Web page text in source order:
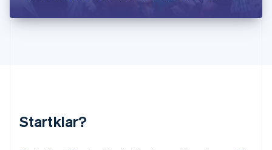
Startklar?
Malta
Nederlands English
Norwegen